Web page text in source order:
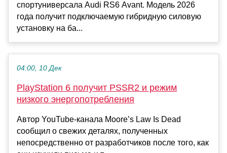
спортуниверсала Audi RS6 Avant. Модель 2026
года получит подключаемую гибридную силовую
установку на ба...
04:00, 10 Дек
PlayStation 6 получит PSSR2 и режим
низкого энергопотребления
Автор YouTube-канала Moore’s Law Is Dead
сообщил о свежих деталях, полученных
непосредственно от разработчиков после того, как